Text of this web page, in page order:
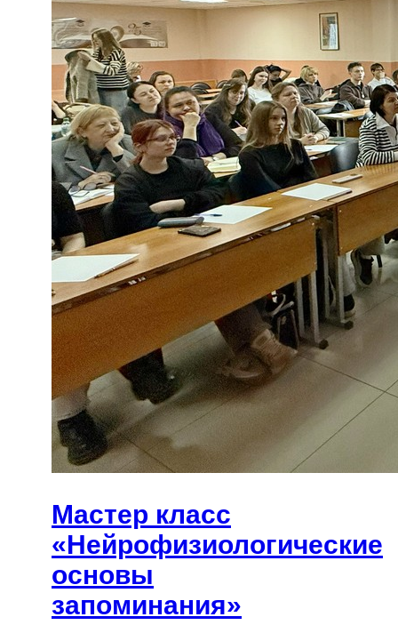
Мастер класс
«Нейрофизиологические
основы
запоминания»